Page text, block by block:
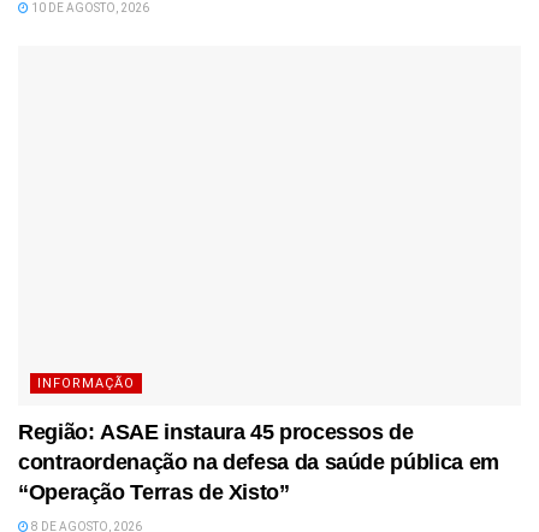
10 DE AGOSTO, 2026
INFORMAÇÃO
Região: ASAE instaura 45 processos de
contraordenação na defesa da saúde pública em
“Operação Terras de Xisto”
8 DE AGOSTO, 2026